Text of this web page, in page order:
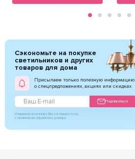
Сэкономьте на покупке
светильников и других
товаров для дома
Присылаем только полезную информацию
о спецпредложениях, акциях или скидках
Подписаться
Нажимая на кнопку Вы соглашаетесь
с политикой обработки данных